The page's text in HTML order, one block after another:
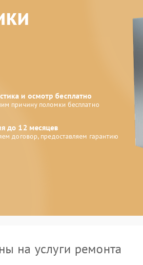
и осмотр бесплатно
причину поломки бесплатно
до 12 месяцев
договор, предоставляем гарантию
на услуги ремонта